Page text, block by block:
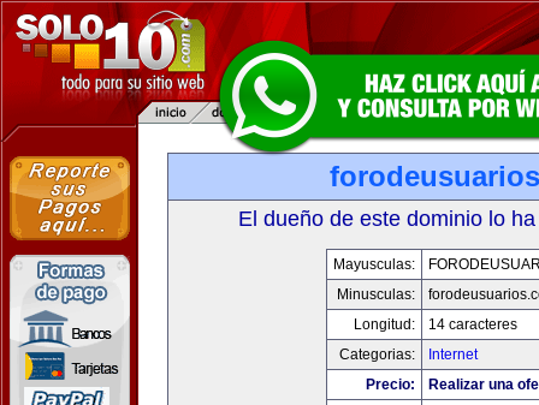
El dueño de este dominio lo
Mayusculas:
Minusculas:
Longitud:
14 caracteres
Categorias:
Internet
Precio:
Realizar una